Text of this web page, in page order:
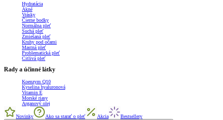
Hydratácia
Akné
Vrásky
Čierne bodky
Normálna pleť
Suchá pleť
Zmiešaná pleť
Kruhy pod očami
Mastná pleť
Problematická pleť
Citlivá pleť
Rady a účinné látky
Koenzym Q10
Kyselina hyaluronová
Vitamin E
Morské riasy
Arganový olej
Novinky Ako sa starať o pleť Akcia Bestsellery